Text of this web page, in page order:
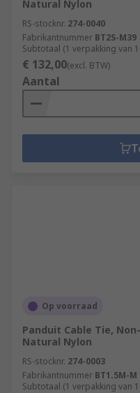
Natural Nylon
RS-stocknr. 274-0040
Fabrikantnummer BT2S-M39
Subtotaal (1 verpakking van
€ 132,00(excl. BTW)
Aantal
Op voorraad
Panduit Cable Tie,
Natural Nylon
RS-stocknr. 274-0003
Fabrikantnummer BT1.5M-M
Subtotaal (1 verpakking van